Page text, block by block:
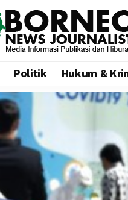
Politik Hukum &